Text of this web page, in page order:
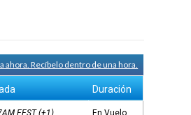
ahora. Recíbelo dentro de una hora.
Duración
EEST(+1) En Vuelo